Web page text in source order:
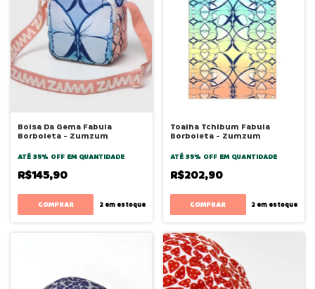
Bolsa Da Gema Fabula
Borboleta - Zumzum
ATÉ 35% OFF EM QUANTIDADE
R$145,90
2em estoque
Toalha Tchibum Fabula
Borboleta - Zumzum
ATÉ 35% OFF EM QUANTIDADE
R$202,90
2 em estoque